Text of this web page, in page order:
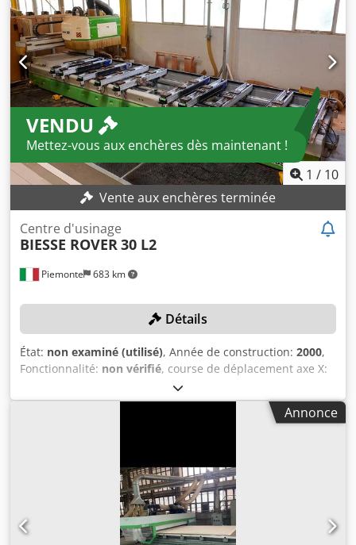
VENDU
Mettez-vous aux enchères dès maintenant !
1 / 10
Vente aux enchères terminée
Piemonte 683 km
Centre d'usinage
BIESSE ROVER 30 L2
Détails
État: non examiné (utilisé), Année de construction: 2000,
Fonctionnalité: non vérifié, course de déplacement axe X:
1 560 mm
80 m/min, avance sur l'axe Y:60 m/min, vitesse de
, Pas de prix de réserve -
travail axe Y : 1 560 mm Vitesse de déplacement axe X : 80
m/min Vitesse de déplacement axe Y : 60 m/min Vitesse de
déplacement axe Z : 25 m/min Broches de perçage Broches
pour perçage vertical : 20 Broches pour perçage horizontal
direction X : 6 Dedjyxm Swjpfx Agfjck Broches pour perçage
Annonce